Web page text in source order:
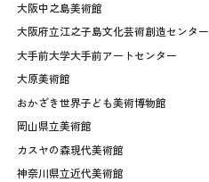
大阪中之島美術館
大阪府立江之子島文化芸術創造センター
大手前大学大手前アートセンター
大原美術館
おかざき世界子ども美術博物館
岡山県立美術館
カスヤの森現代美術館
神奈川県立近代美術館